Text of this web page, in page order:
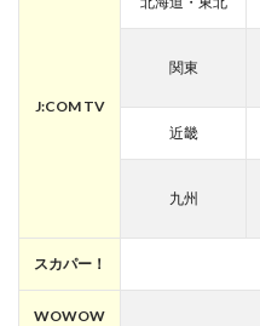
4
J:COM・
J:COM TV
関東
近畿
九州
スカパー！
WOWOW